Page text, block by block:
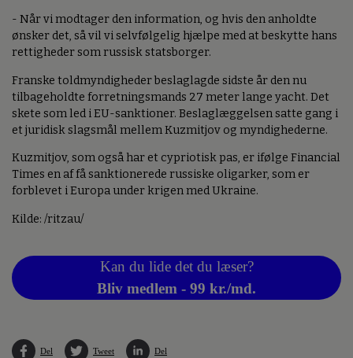
- Når vi modtager den information, og hvis den anholdte
ønsker det, så vil vi selvfølgelig hjælpe med at beskytte hans
rettigheder som russisk statsborger.
Franske toldmyndigheder beslaglagde sidste år den nu
tilbageholdte forretningsmands 27 meter lange yacht. Det
skete som led i EU-sanktioner. Beslaglæggelsen satte gang i
et juridisk slagsmål mellem Kuzmitjov og myndighederne.
Kuzmitjov, som også har et cypriotisk pas, er ifølge Financial
Times en af få sanktionerede russiske oligarker, som er
forblevet i Europa under krigen med Ukraine.
Kilde: /ritzau/
Kan du lide det du læser?
Bliv medlem - 99 kr./md.
Del Tweet Del